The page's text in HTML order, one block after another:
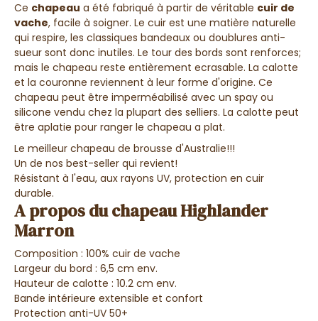
Ce chapeau a été fabriqué à partir de véritable cuir de
vache, facile à soigner. Le cuir est une matière naturelle
qui respire, les classiques bandeaux ou doublures anti-
sueur sont donc inutiles. Le tour des bords sont renforces;
mais le chapeau reste entièrement ecrasable. La calotte
et la couronne reviennent à leur forme d'origine. Ce
chapeau peut être imperméabilisé avec un spay ou
silicone vendu chez la plupart des selliers. La calotte peut
être aplatie pour ranger le chapeau a plat.
Le meilleur chapeau de brousse d'Australie!!!
Un de nos best-seller qui revient!
Résistant à l'eau, aux rayons UV, protection en cuir
durable.
A propos du chapeau Highlander
Marron
Composition : 100% cuir de vache
Largeur du bord : 6,5 cm env.
Hauteur de calotte : 10.2 cm env.
Bande intérieure extensible et confort
Protection anti-UV 50+